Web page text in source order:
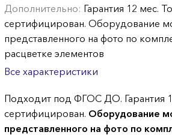
Дополнительно: Гарантия 12 мес.
сертифицирован. Оборудование
представленного на фото по
расцветке элементов
Все характеристики
Подходит под ФГОС ДО. Гарантия
сертифицирован. Оборудование
представленного на фото по